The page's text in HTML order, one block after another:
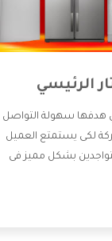
الرئيسي
هدفها سهولة التواصل
لكى يستمتع العميل
بشكل مميز فى
التى تنفرد الشركة بها